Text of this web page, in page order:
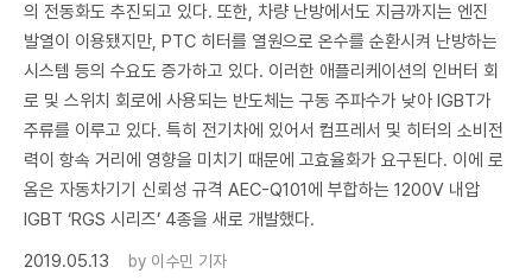
의 전동화도 추진되고 있다. 또한, 차량 난방에서도 지금까지는 엔진
발열이 이용됐지만, PTC 히터를 열원으로 온수를 순환시켜 난방하는
시스템 등의 수요도 증가하고 있다. 이러한 애플리케이션의 인버터 회
로 및 스위치 회로에 사용되는 반도체는 구동 주파수가 낮아 IGBT가
주류를 이루고 있다. 특히 전기차에 있어서 컴프레서 및 히터의 소비전
력이 항속 거리에 영향을 미치기 때문에 고효율화가 요구된다. 이에 로
옴은 자동차기기 신뢰성 규격 AEC-Q101에 부합하는 1200V 내압
IGBT ‘RGS 시리즈’ 4종을 새로 개발했다.
2019.05.13
by 이수민 기자